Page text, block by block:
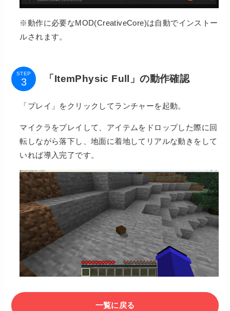
※動作に必要なMOD(CreativeCore)は自動でインストー
ルされます。
STEP 「ItemPhysic Full」の動作確認
「プレイ」をクリックしてランチャーを起動。
マイクラをプレイして、アイテムをドロップした際に回
転しながら落下し、地面に着地してリアルな動きをして
いれば導入完了です。
一覧に戻る